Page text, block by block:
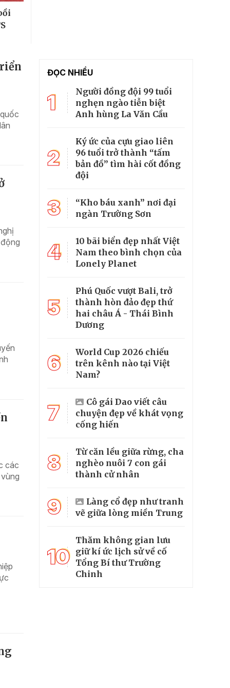
các
ĐỌC NHIỀU
1
Người đồng đội 99 tuổi
nghẹn ngào tiễn biệt
Anh hùng La Văn Cầu
2
Ký ức của cựu giao liên
96 tuổi trở thành “tấm
bản đồ” tìm hài cốt đồng
đội
3
“Kho báu xanh” nơi đại
ngàn Trường Sơn
4
10 bãi biển đẹp nhất Việt
Nam theo bình chọn của
Lonely Planet
5
Phú Quốc vượt Bali, trở
thành hòn đảo đẹp thứ
hai châu Á - Thái Bình
Dương
6
World Cup 2026 chiếu
trên kênh nào tại Việt
Nam?
7
Cô gái Dao viết câu
chuyện đẹp về khát vọng
cống hiến
8
Từ căn lều giữa rừng, cha
nghèo nuôi 7 con gái
thành cử nhân
9
Làng cổ đẹp như tranh
vẽ giữa lòng miền Trung
10
Thăm không gian lưu
giữ kí ức lịch sử về cố
Tổng Bí thư Trường
Chinh